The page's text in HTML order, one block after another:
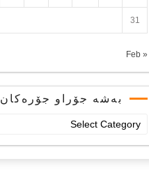
31
« Feb
بەشە جۆراو جۆرەکان
جۆرەکان